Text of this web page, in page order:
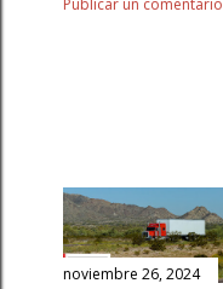
Publicar un comentario
noviembre 26, 2024